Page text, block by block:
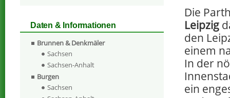
Die
Leipzig
den
einem
In der
ein
Daten & Informationen
Brunnen & Denkmäler
Sachsen
Sachsen-Anhalt
Burgen
Sachsen